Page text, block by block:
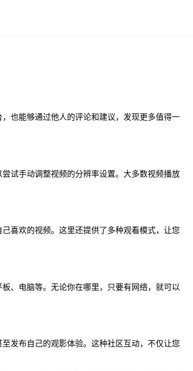
也能够通过他人的评论和建议，发现更多值得一
试手动调整视频的分辨率设置。大多数视频播放
喜欢的视频。这里还提供了多种观看模式，让您
、电脑等。无论你在哪里，只要有网络，就可以
发布自己的观影体验。这种社区互动，不仅让您